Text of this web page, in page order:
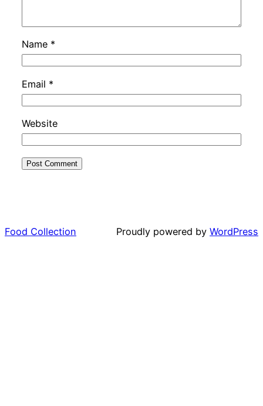
Name *
Email *
Website
Food Collection Proudly powered by WordPress